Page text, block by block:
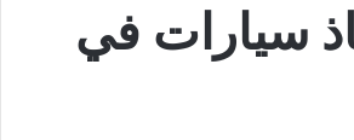
سيارات في